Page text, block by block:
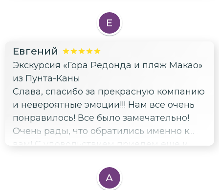
самых интересных местах
Е
Евгений
Экскурсия «Гора Редонда и пляж Макао»
из Пунта-Каны
Слава, спасибо за прекрасную компанию
и невероятные эмоции!!! Нам все очень
понравилось! Все было замечательно!
Очень рады, что обратились именно к
вам! С удовольствием приедем еще и
что с вами мы увидим еще много нового
и интересного! Рекомендую всем!
А